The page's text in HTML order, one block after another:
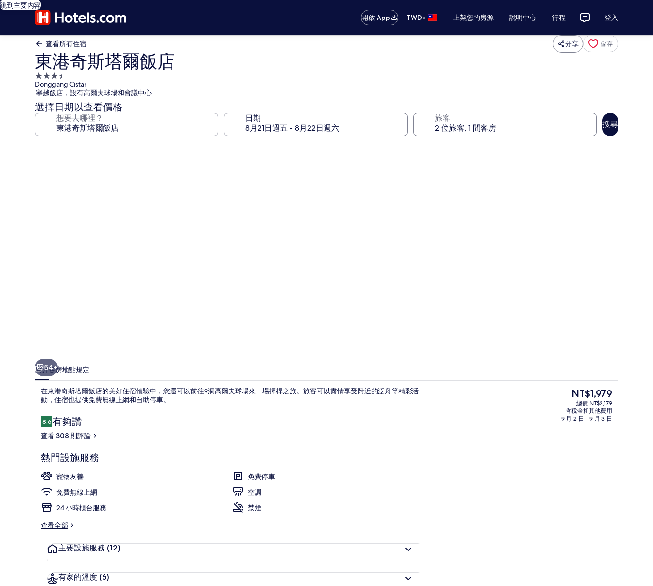
跳到主要內容
開啟 App
TWD• 上架您的房源 說明中心 行程 登入
查看所有住宿 分享 儲存
東港奇斯塔爾飯店
3.5
星
級
住
宿
Donggang Cistar
寧越飯店，設有高爾夫球場和會議中心
選擇日期以查看價格
想要去哪裡？ 日期 旅客
搜尋
高爾夫
54+
簡介客房地點規定
在東港奇斯塔爾飯店的美好住宿體驗中，您還可以前往9洞高爾夫球場來一場揮桿之旅。旅客可以盡情享受附近的泛舟等精彩活
動，住宿也提供免費無線上網和自助停車。
評
論
8.68.6 分，滿分 10 分，
有夠讚
查看 308 則評論
熱門設施服務
寵物友善
免費停車
免費無線上網
空調
24 小時櫃台服務
禁煙
查看全部
主要設施服務 (12)
有家的溫度 (6)
目
前
的
價
NT$1,979
總價 NT$2,179
含稅金和其他費用
9 月 2 日 - 9 月 3 日